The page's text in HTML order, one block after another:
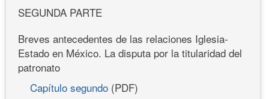
SEGUNDA PARTE
Breves antecedentes de las relaciones Iglesia-
Estado en México. La disputa por la titularidad del
patronato
Capítulo segundo (PDF)